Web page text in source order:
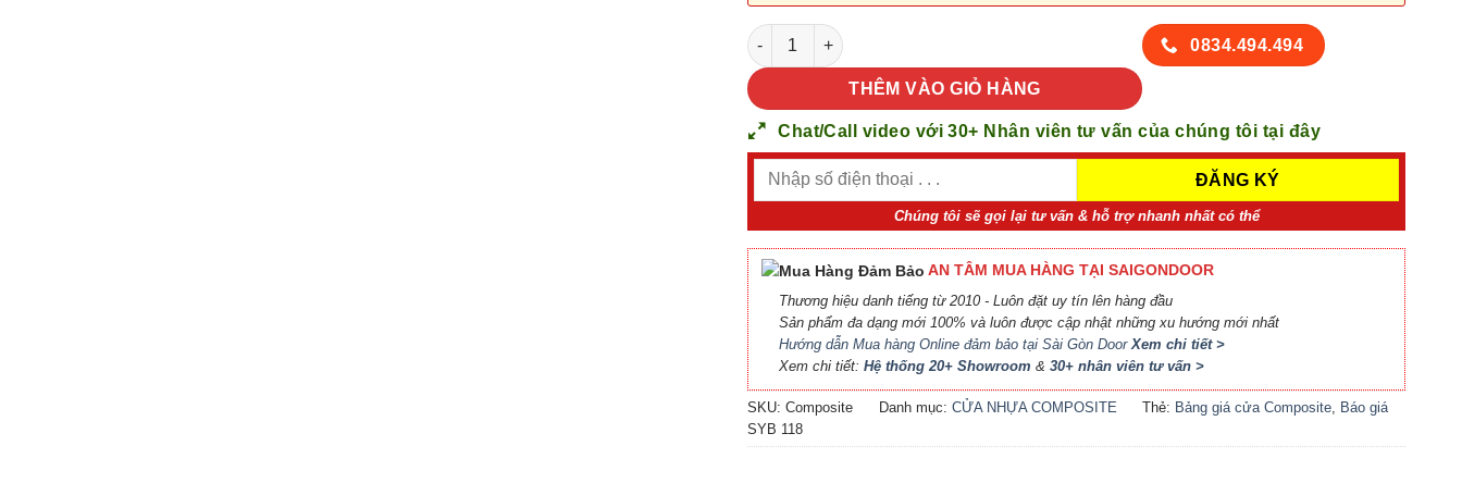
Cửa nhựa Composite SYB 118 số lượng
THÊM VÀO GIỎ HÀNG
0834.494.494
Chat/Call video với 30+ Nhân viên tư vấn của chúng tôi tại đây
Chúng tôi sẽ gọi lại tư vấn & hỗ trợ nhanh nhất có thể
AN TÂM MUA HÀNG TẠI SAIGONDOOR
Thương hiệu danh tiếng từ 2010 - Luôn đặt uy tín lên hàng đầu
Sản phẩm đa dạng mới 100% và luôn được cập nhật những xu hướng mới nhất
Hướng dẫn Mua hàng Online đảm bảo tại Sài Gòn DoorXem chi tiết >
Xem chi tiết: Hệ thống 20+ Showroom & 30+ nhân viên tư vấn >
SKU: Composite
SYB 118
Danh mục: CỬA NHỰA COMPOSITE Thẻ: Bảng giá cửa Composite
Báo giá
Composite giá bao nhiêu,Cửa nhựa